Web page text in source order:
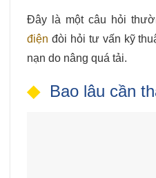
Đây là một câu hỏi
điện đòi hỏi tư vấn kỹ
nạn do nâng quá tải.
Bao lâu cần